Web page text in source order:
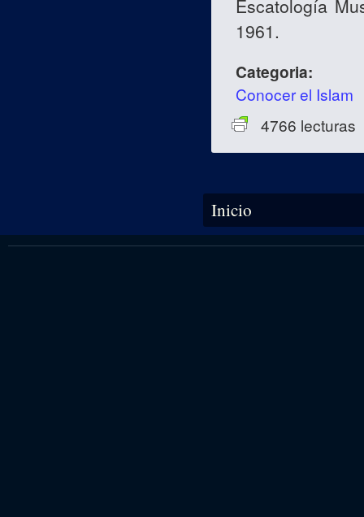
Escatología
1961.
Categoria:
Conocer el Islam
4766 lecturas
Se encuentra usted aquí
Inicio